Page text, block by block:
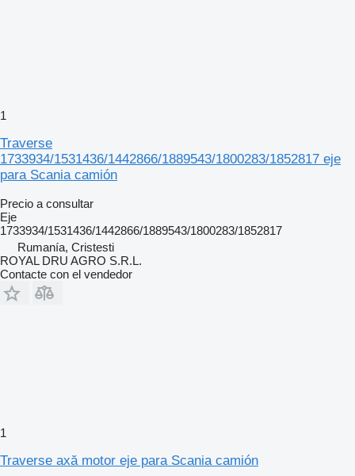
1
Traverse
1733934/1531436/1442866/1889543/1800283/1852817 eje
para Scania camión
Precio a consultar
Eje
1733934/1531436/1442866/1889543/1800283/1852817
Rumanía, Cristesti
ROYAL DRU AGRO S.R.L.
Contacte con el vendedor
1
Traverse axă motor eje para Scania camión